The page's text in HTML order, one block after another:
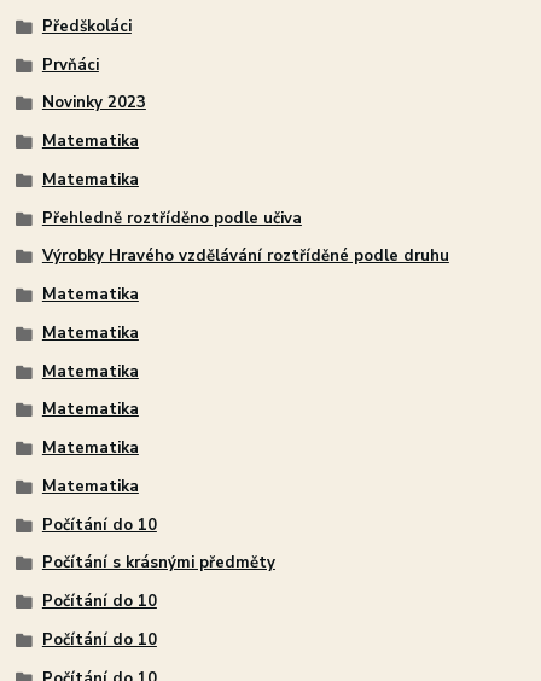
Předškoláci
Prvňáci
Novinky 2023
Matematika
Matematika
Přehledně roztříděno podle učiva
Výrobky Hravého vzdělávání roztříděné podle druhu
Matematika
Matematika
Matematika
Matematika
Matematika
Matematika
Počítání do 10
Počítání s krásnými předměty
Počítání do 10
Počítání do 10